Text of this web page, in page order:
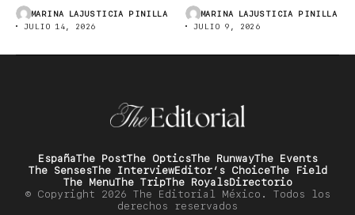
MARINA LAJUSTICIA PINILLA
JULIO 14, 2026
MARINA LAJUSTICIA PINILLA
JULIO 9, 2026
EspañaThe PostThe OpticsThe RunwayThe Events
The SensesThe InterviewEditor’s ChoiceThe Field
The MenuThe TripThe RoyalsDirectorio
© Copyright 2026 The Editorial México. Todos los
derechos reservados